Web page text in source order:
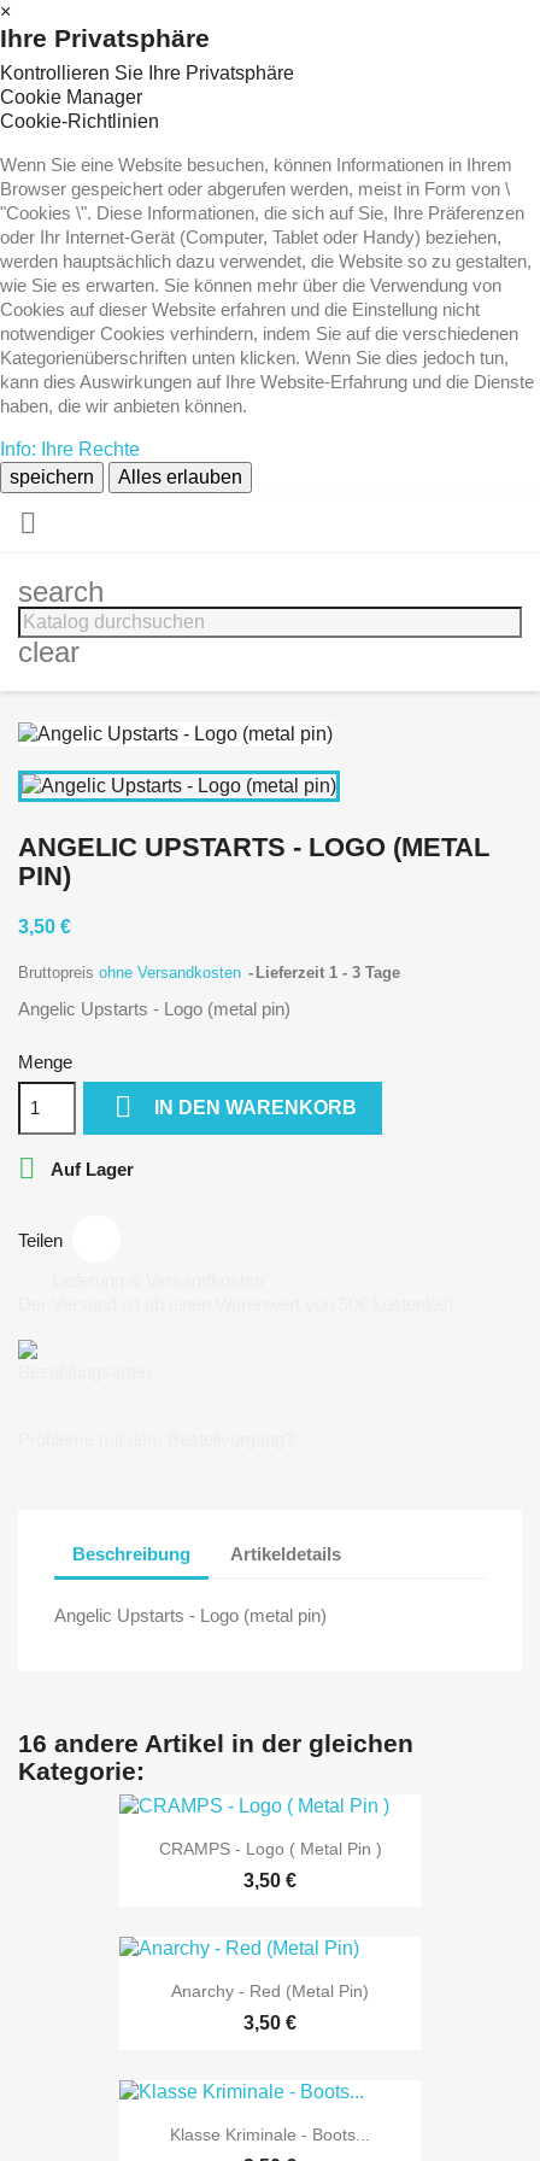
×
Ihre Privatsphäre
Kontrollieren Sie Ihre Privatsphäre
Cookie Manager
Cookie-Richtlinien
Wenn Sie eine Website besuchen, können Informationen in Ihrem
Browser gespeichert oder abgerufen werden, meist in Form von \
"Cookies \". Diese Informationen, die sich auf Sie, Ihre Präferenzen
oder Ihr Internet-Gerät (Computer, Tablet oder Handy) beziehen,
werden hauptsächlich dazu verwendet, die Website so zu gestalten,
wie Sie es erwarten. Sie können mehr über die Verwendung von
Cookies auf dieser Website erfahren und die Einstellung nicht
notwendiger Cookies verhindern, indem Sie auf die verschiedenen
Kategorienüberschriften unten klicken. Wenn Sie dies jedoch tun,
kann dies Auswirkungen auf Ihre Website-Erfahrung und die Dienste
haben, die wir anbieten können.
Info: Ihre Rechte
speichern
Alles erlauben

search
clear
ANGELIC UPSTARTS - LOGO (METAL
PIN)
3,50 €
Bruttopreis ohne Versandkosten Lieferzeit 1 - 3 Tage
Angelic Upstarts - Logo (metal pin)
Menge
 IN DEN WARENKORB
 Auf Lager
Teilen
Beschreibung Artikeldetails
Angelic Upstarts - Logo (metal pin)
16 andere Artikel in der gleichen
Kategorie:
CRAMPS - Logo ( Metal Pin )
3,50 €
Anarchy - Red (Metal Pin)
3,50 €
Klasse Kriminale - Boots...